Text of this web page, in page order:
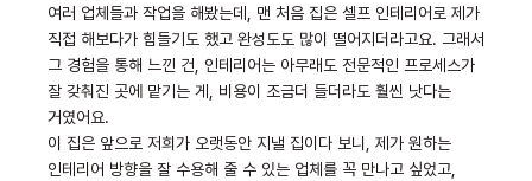
여러 업체들과 작업을 해봤는데, 맨 처음 집은 셀프 인테리어로 제가
직접 해보다가 힘들기도 했고 완성도도 많이 떨어지더라고요. 그래서
그 경험을 통해 느낀 건, 인테리어는 아무래도 전문적인 프로세스가
잘 갖춰진 곳에 맡기는 게, 비용이 조금더 들더라도 훨씬 낫다는
거였어요.
이 집은 앞으로 저희가 오랫동안 지낼 집이다 보니, 제가 원하는
인테리어 방향을 잘 수용해 줄 수 있는 업체를 꼭 만나고 싶었고,